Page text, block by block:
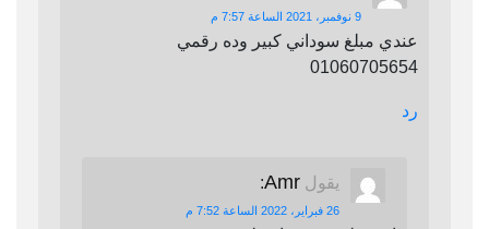
9 نوفمبر، 2021 الساعة 7:57 م
عندي مبلغ سوداني كبير وده رقمي
01060705654
رد
يقول Amr
:
26 فبراير، 2022 الساعة 7:52 م